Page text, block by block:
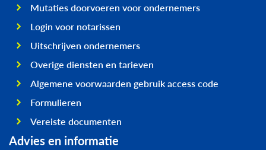
Mutaties doorvoeren voor ondernemers
Login voor notarissen
Uitschrijven ondernemers
Overige diensten en tarieven
Algemene voorwaarden gebruik access code
Formulieren
Vereiste documenten
Advies en informatie